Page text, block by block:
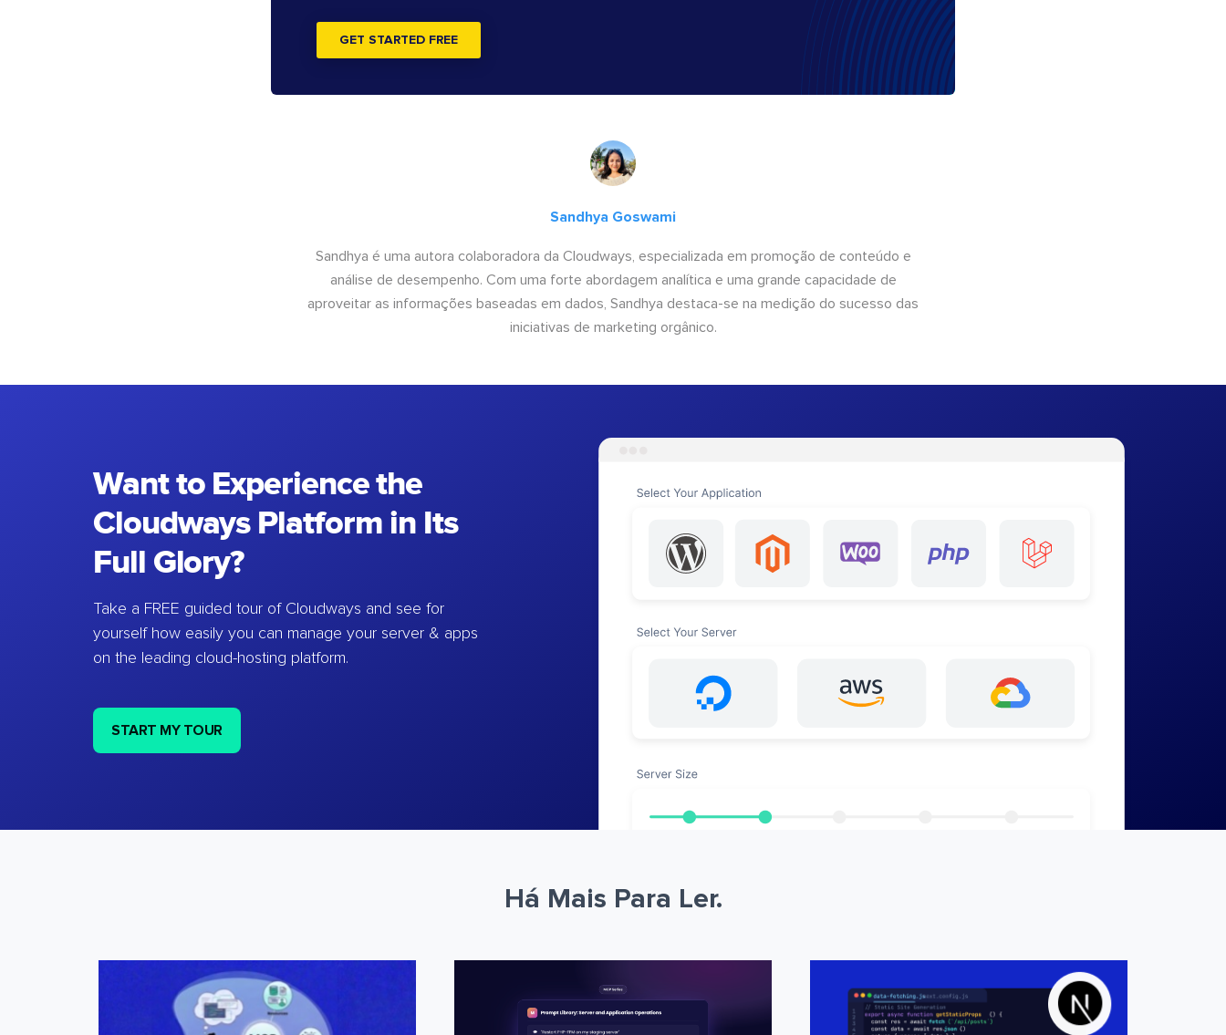
GET STARTED FREE
Sandhya Goswami
Sandhya é uma autora colaboradora da Cloudways, especializada em promoção de conteúdo e
análise de desempenho. Com uma forte abordagem analítica e uma grande capacidade de
aproveitar as informações baseadas em dados, Sandhya destaca-se na medição do sucesso das
iniciativas de marketing orgânico.
Want to Experience the
Cloudways Platform in Its
Full Glory?
Take a FREE guided tour of Cloudways and see for
yourself how easily you can manage your server & apps
on the leading cloud-hosting platform.
START MY TOUR
Há Mais Para Ler.